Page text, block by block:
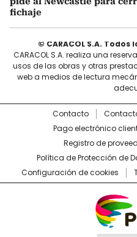
fichaje
© CARACOL S.A.
CARACOL S.A. realiza una
usos de las obras y otras
web a medios de lectura
Contacto
Pago electrónico
Registro de
Política de Protección de
Configuración de cookies